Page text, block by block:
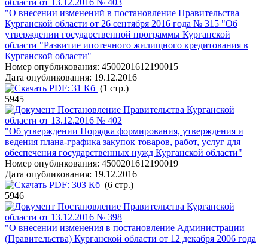
области от 13.12.2016 № 403
"О внесении изменений в постановление Правительства
Курганской области от 26 сентября 2016 года № 315 "Об
утверждении государственной программы Курганской
области "Развитие ипотечного жилищного кредитования в
Курганской области"
Номер опубликования: 4500201612190015
Дата опубликования: 19.12.2016
PDF: 31 Кб (1 стр.)
5945
Постановление Правительства Курганской
области от 13.12.2016 № 402
"Об утверждении Порядка формирования, утверждения и
ведения плана-графика закупок товаров, работ, услуг для
обеспечения государственных нужд Курганской области"
Номер опубликования: 4500201612190019
Дата опубликования: 19.12.2016
PDF: 303 Кб (6 стр.)
5946
Постановление Правительства Курганской
области от 13.12.2016 № 398
"О внесении изменения в постановление Администрации
(Правительства) Курганской области от 12 декабря 2006 года